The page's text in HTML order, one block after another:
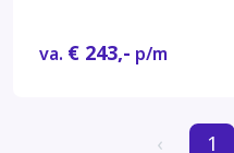
va. € 243,- p/m
‹ 1